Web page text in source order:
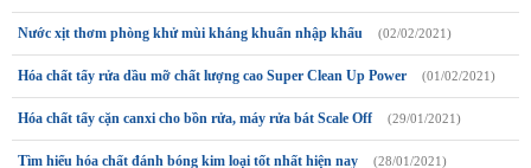
Nước xịt thơm phòng khử mùi kháng khuẩn nhập khẩu (02/02/2021)
Hóa chất tẩy rửa dầu mỡ chất lượng cao Super Clean Up Power (01/02/2021)
Hóa chất tẩy cặn canxi cho bồn rửa, máy rửa bát Scale Off (29/01/2021)
Tìm hiểu hóa chất đánh bóng kim loại tốt nhất hiện nay (28/01/2021)